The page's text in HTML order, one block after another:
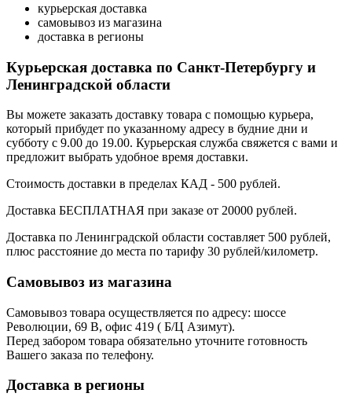
курьерская доставка
самовывоз из магазина
доставка в регионы
Курьерская доставка по Санкт-Петербургу и
Ленинградской области
Вы можете заказать доставку товара с помощью курьера,
который прибудет по указанному адресу в будние дни и
субботу с 9.00 до 19.00. Курьерская служба свяжется с вами и
предложит выбрать удобное время доставки.
Стоимость доставки в пределах КАД - 500 рублей.
Доставка БЕСПЛАТНАЯ при заказе от 20000 рублей.
Доставка по Ленинградской области составляет 500 рублей,
плюс расстояние до места по тарифу 30 рублей/километр.
Самовывоз из магазина
Самовывоз товара осуществляется по адресу: шоссе
Революции, 69 В, офис 419 ( Б/Ц Азимут).
Перед забором товара обязательно уточните готовность
Вашего заказа по телефону.
Доставка в регионы